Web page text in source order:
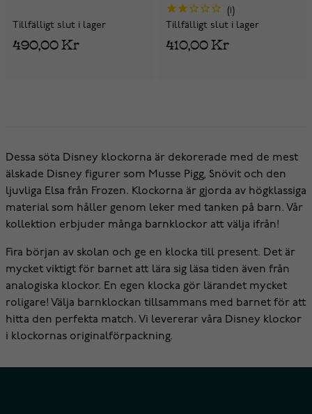
Tillfälligt slut i lager
490,00 Kr
Tillfälligt slut i lager
410,00 Kr
Dessa söta Disney klockorna är dekorerade med de mest
älskade Disney figurer som Musse Pigg, Snövit och den
ljuvliga Elsa från Frozen. Klockorna är gjorda av högklassiga
material som håller genom leker med tanken på barn. Vår
kollektion erbjuder många barnklockor att välja ifrån!
Fira början av skolan och ge en klocka till present. Det är
mycket viktigt för barnet att lära sig läsa tiden även från
analogiska klockor. En egen klocka gör lärandet mycket
roligare! Välja barnklockan tillsammans med barnet för att
hitta den perfekta match. Vi levererar våra Disney klockor
i klockornas originalförpackning.